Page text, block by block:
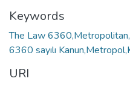
Keywords
The Law
6360 sayılı
URI